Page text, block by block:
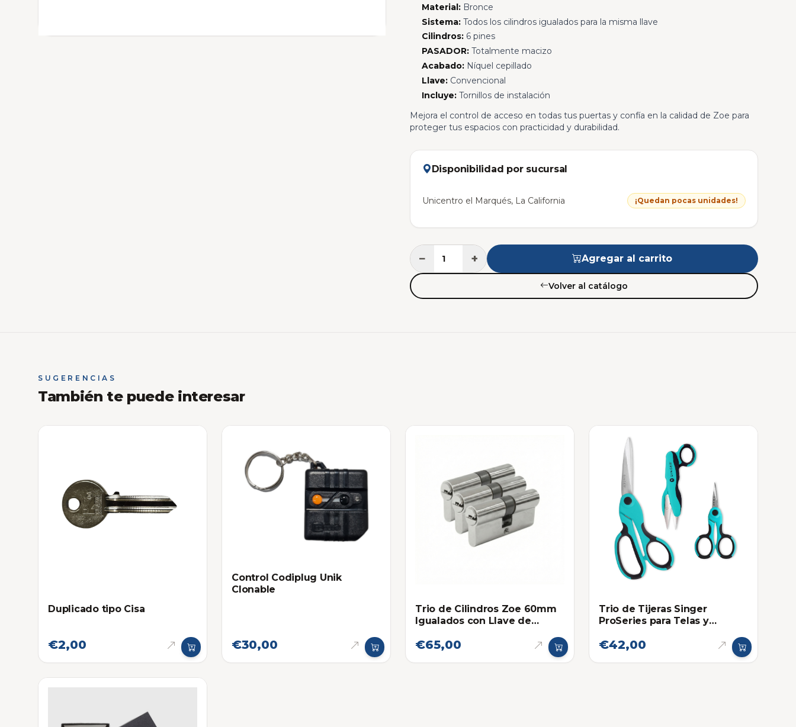
Material:Bronce
Sistema:Todos los cilindros igualados para la misma llave
Cilindros:6 pines
PASADOR:Totalmente macizo
Acabado:Níquel cepillado
Llave:Convencional
Incluye:Tornillos de instalación
Mejora el control de acceso en todas tus puertas y confía en la calidad de Zoe para
proteger tus espacios con practicidad y durabilidad.
Disponibilidad por sucursal
Unicentro el Marqués, La California ¡Quedan pocas unidades!
− + Agregar al carrito
Volver al catálogo
SUGERENCIAS
También te puede interesar
Duplicado tipo Cisa
€2,00
Control Codiplug Unik
Clonable
€30,00
Trio de Cilindros Zoe 60mm
Igualados con Llave de
€65,00
Trio de Tijeras Singer
ProSeries para Telas y
€42,00